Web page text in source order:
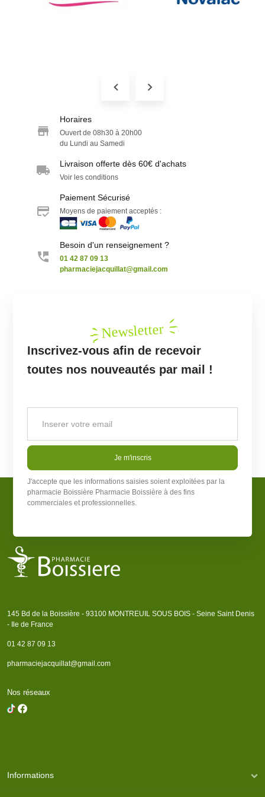
Horaires
Ouvert de 08h30 à 20h00
du Lundi au Samedi
Livraison offerte dès 60€ d'achats
Voir les conditions
Paiement Sécurisé
Moyens de paiement acceptés :
Besoin d'un renseignement ?
01 42 87 09 13
pharmaciejacquillat@gmail.com
Newsletter
Inscrivez-vous afin de recevoir
toutes nos nouveautés par mail !
Je m'inscris
J'accepte que les informations saisies soient exploitées par la
pharmacie Boissière Pharmacie Boissière à des fins
commerciales et professionnelles.
145 Bd de la Boissière - 93100 MONTREUIL SOUS BOIS - Seine Saint Denis
- Ile de France
01 42 87 09 13
pharmaciejacquillat@gmail.com
Nos réseaux
Informations